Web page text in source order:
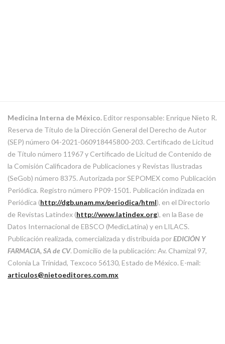
Medicina Interna de México.Editor responsable: Enrique Nieto R.
Reserva de Título de la Dirección General del Derecho de Autor
(SEP) número 04-2021-060918445800-203. Certificado de Licitud
de Título número 11967 y Certificado de Licitud de Contenido de
la Comisión Calificadora de Publicaciones y Revistas Ilustradas
(SeGob) número 8375. Autorizada por SEPOMEX como Publicación
Periódica. Registro número PP09-1501. Publicación indizada en
Periódica (http://dgb.unam.mx/periodica/html), en el Directorio
de Revistas Latindex (http://www.latindex.org), en la Base de
Datos Internacional de EBSCO (MedicLatina) y en LILACS.
Publicación realizada, comercializada y distribuida porEDICIÓN Y
FARMACIA, SA de CV. Domicilio de la publicación: Av. Chamizal 97,
Colonia La Trinidad, Texcoco 56130, Estado de México. E-mail:
articulos@nietoeditores.com.mx